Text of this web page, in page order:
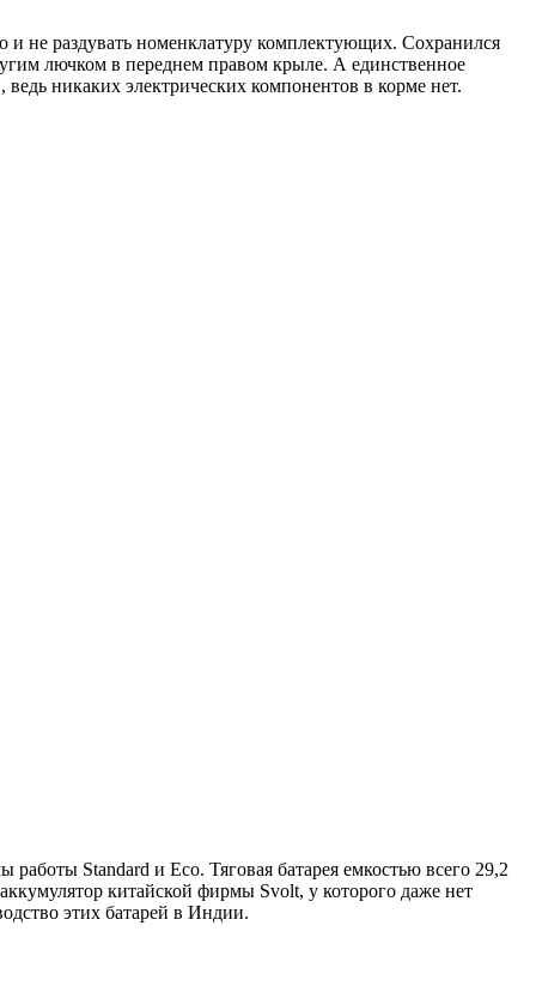
не раздувать номенклатуру комплектующих. Сохранился
лючком в переднем правом крыле. А единственное
никаких электрических компонентов в корме нет.
Standard и Eco. Тяговая батарея емкостью всего 29,2
китайской фирмы Svolt, у которого даже нет
этих батарей в Индии.